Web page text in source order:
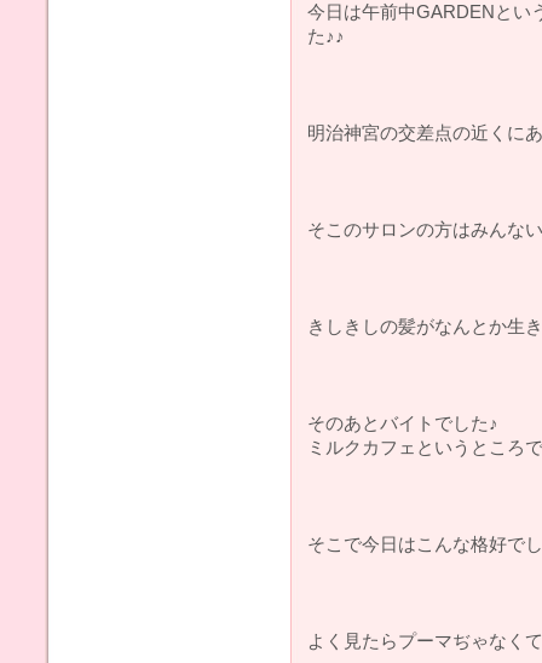
今日は午前中GARDENとい
た♪♪
明治神宮の交差点の近くに
そこのサロンの方はみんな
きしきしの髪がなんとか生
そのあとバイトでした♪
ミルクカフェというところ
そこで今日はこんな格好で
よく見たらプーマぢゃなくて